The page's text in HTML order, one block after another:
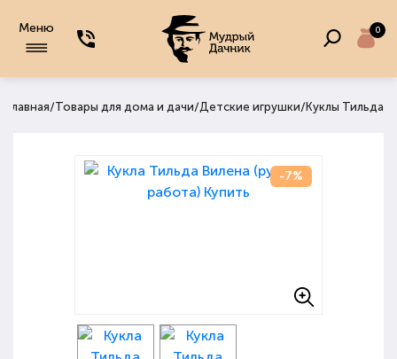
Меню 0
Главная/Товары для дома и дачи/Детские игрушки/ Куклы Тильда
-7%